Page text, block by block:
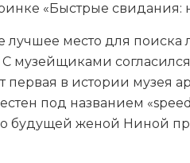
«Быстрые свидания:
лучшее место для поиска
С музейщиками
в истории музея
под названием
будущей женой Ниной